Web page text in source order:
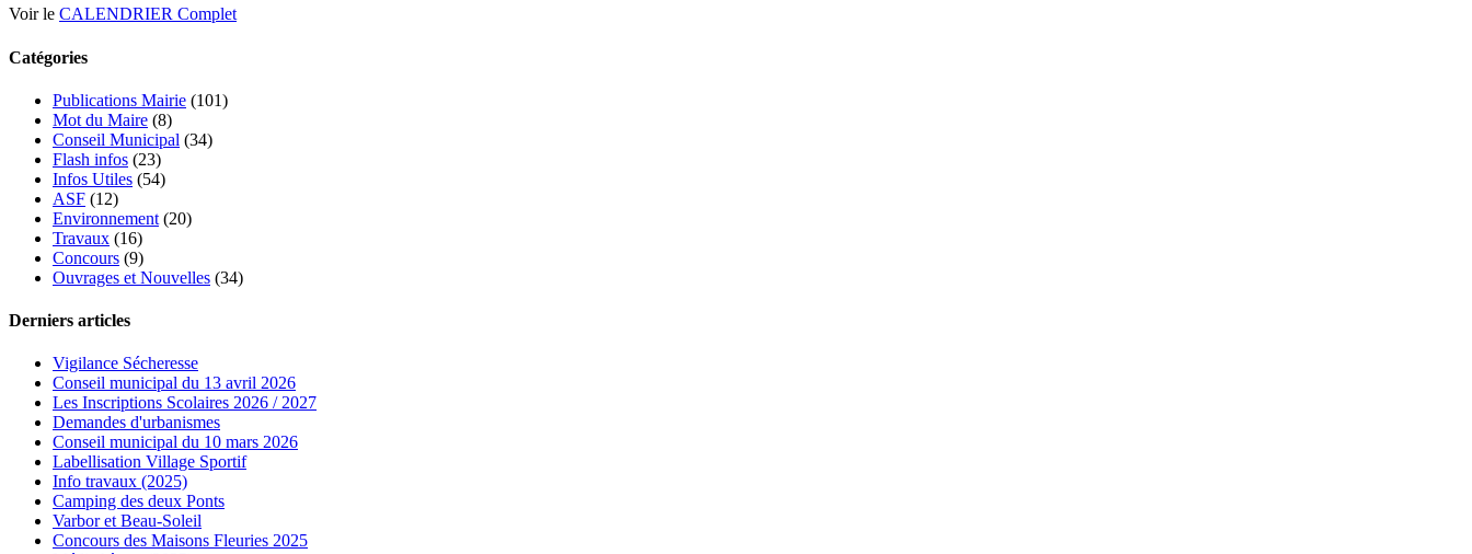
Voir le CALENDRIER Complet
Catégories
Publications Mairie (101)
Mot du Maire (8)
Conseil Municipal (34)
Flash infos (23)
Infos Utiles (54)
ASF (12)
Environnement (20)
Travaux (16)
Concours (9)
Ouvrages et Nouvelles (34)
Derniers articles
Vigilance Sécheresse
Conseil municipal du 13 avril 2026
Les Inscriptions Scolaires 2026 / 2027
Demandes d'urbanismes
Conseil municipal du 10 mars 2026
Labellisation Village Sportif
Info travaux (2025)
Camping des deux Ponts
Varbor et Beau-Soleil
Concours des Maisons Fleuries 2025